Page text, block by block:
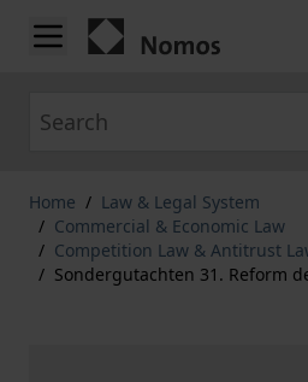
Skip to Content
Home / Law & Legal System
/ Commercial & Economic Law
/ Competition Law & Antitrust
/ Sondergutachten 31. Reform